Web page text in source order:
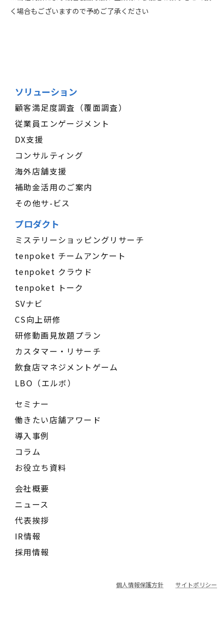
く場合もございますので予めご了承ください
ソリューション
顧客満足度調査（覆面調査）
従業員エンゲージメント
DX支援
コンサルティング
海外店舗支援
補助金活用のご案内
その他サ-ビス
プロダクト
ミステリーショッピングリサーチ
tenpoket チームアンケート
tenpoket クラウド
tenpoket トーク
SVナビ
CS向上研修
研修動画見放題プラン
カスタマー・リサーチ
飲食店マネジメントゲーム
LBO（エルボ）
セミナー
働きたい店舗アワード
導入事例
コラム
お役立ち資料
会社概要
ニュース
代表挨拶
IR情報
採用情報
個人情報保護方針 サイトポリシー